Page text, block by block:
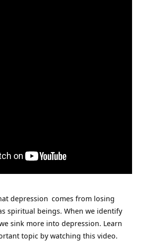
depression comes from losing
spiritual beings. When we identify
sink more into depression. Learn
topic by watching this video.